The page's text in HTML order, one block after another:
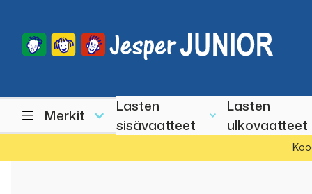
Merkit
Lasten
sisävaatteet
Lasten
ulkovaatteet